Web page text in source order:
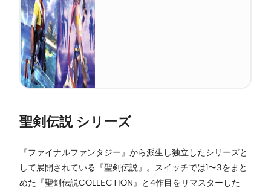
聖剣伝説 シリーズ
『ファイナルファンタジー』から派生し独立したシリーズと
して展開されている『聖剣伝説』。スイッチでは1〜3をまと
めた『聖剣伝説COLLECTION』と4作目をリマスターした